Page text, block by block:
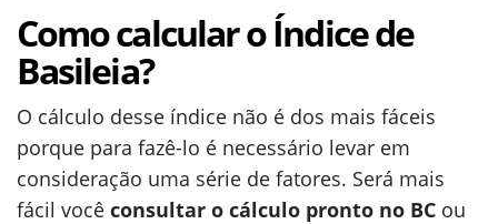
Como calcular o Índice de
Basileia?
O cálculo desse índice não é dos mais fáceis
porque para fazê-lo é necessário levar em
consideração uma série de fatores. Será mais
fácil você consultar o cálculo pronto no BC ou